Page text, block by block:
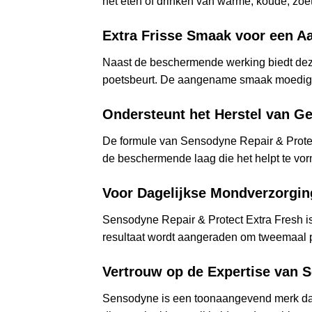
Extra Frisse Smaak voor een
Naast de beschermende werking biedt
poetsbeurt. De aangename smaak
Ondersteunt het Herstel van
De formule van Sensodyne Repair &
de beschermende laag die het helpt te
Voor Dagelijkse
Sensodyne Repair & Protect Extra Fresh
resultaat wordt aangeraden om tweemaal
Vertrouw op de Expertise van
Sensodyne is een toonaangevend merk